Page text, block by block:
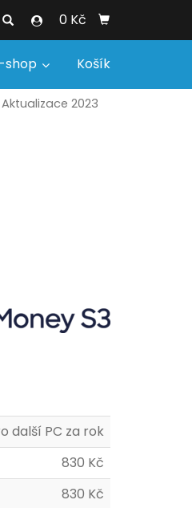
0 Kč
shop Košík
2023
další PC za rok
830 Kč
830 Kč